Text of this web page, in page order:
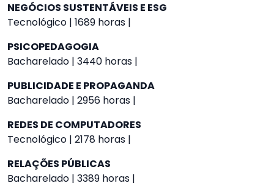
NEGÓCIOS SUSTENTÁVEIS E ESG
Tecnológico | 1689 horas |
PSICOPEDAGOGIA
Bacharelado | 3440 horas |
PUBLICIDADE E PROPAGANDA
Bacharelado | 2956 horas |
REDES DE COMPUTADORES
Tecnológico | 2178 horas |
RELAÇÕES PÚBLICAS
Bacharelado | 3389 horas |